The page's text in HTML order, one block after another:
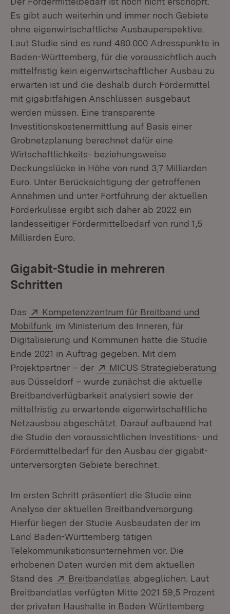
Es gibt auch weiterhin und immer noch Gebiete
ohne eigenwirtschaftliche Ausbauperspektive.
Laut Studie sind es rund 480.000 Adresspunkte in
Baden-Württemberg, für die voraussichtlich auch
mittelfristig kein eigenwirtschaftlicher Ausbau zu
erwarten ist und die deshalb durch Fördermittel
mit gigabitfähigen Anschlüssen ausgebaut
werden müssen. Eine transparente
Investitionskostenermittlung auf Basis einer
Grobnetzplanung berechnet dafür eine
Wirtschaftlichkeits- beziehungsweise
Deckungslücke in Höhe von rund 3,7 Milliarden
Euro. Unter Berücksichtigung der getroffenen
Annahmen und unter Fortführung der aktuellen
Förderkulisse ergibt sich daher ab 2022 ein
landesseitiger Fördermittelbedarf von rund 1,5
Milliarden Euro.
Gigabit-Studie in mehreren
Schritten
Das Extern:
Kompetenzzentrum für Breitband und
Mobilfunk (Öffnet in neuem Fenster)
im Ministerium des Inneren, für
Digitalisierung und Kommunen hatte die Studie
Ende 2021 in Auftrag gegeben. Mit dem
Projektpartner – der
Extern:
MICUS Strategieberatung
aus Düsseldorf – wurde zunächst die aktuelle
Breitbandverfügbarkeit analysiert sowie der
mittelfristig zu erwartende eigenwirtschaftliche
Netzausbau abgeschätzt. Darauf aufbauend hat
die Studie den voraussichtlichen Investitions- und
Fördermittelbedarf für den Ausbau der gigabit-
unterversorgten Gebiete berechnet.
Im ersten Schritt präsentiert die Studie eine
Analyse der aktuellen Breitbandversorgung.
Hierfür liegen der Studie Ausbaudaten der im
Land Baden-Württemberg tätigen
Telekommunikationsunternehmen vor. Die
erhobenen Daten wurden mit dem aktuellen
Stand des
Extern:
Breitbandatlas (Öffnet in neuem
abgeglichen. Laut
Breitbandatlas verfügten Mitte 2021 59,5 Prozent
der privaten Haushalte in Baden-Württemberg